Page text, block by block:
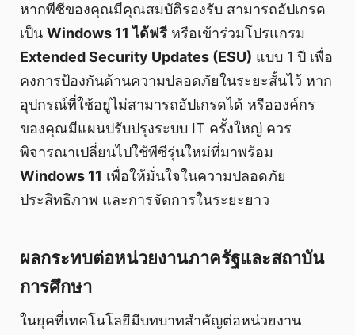
หากพีซีของคุณมีคุณสมบัติรองรับ สามารถอัปเกรด
เป็น Windows 11 ได้ฟรี หรือเข้าร่วมโปรแกรม
Extended Security Updates (ESU) แบบ 1 ปี เพื่อ
คงการป้องกันด้านความปลอดภัยในระยะสั้นไว้ หาก
อุปกรณ์ที่ใช้อยู่ไม่สามารถอัปเกรดได้ หรือองค์กร
ของคุณมีแผนปรับปรุงระบบ IT ครั้งใหญ่ ควร
พิจารณาเปลี่ยนไปใช้พีซีรุ่นใหม่ที่มาพร้อม
Windows 11 เพื่อให้มั่นใจในความปลอดภัย
ประสิทธิภาพ และการจัดการในระยะยาว
ผลกระทบต่อหน่วยงานภาครัฐและสถาบัน
การศึกษา
ในยุคที่เทคโนโลยีมีบทบาทสำคัญต่อหน่วยงาน